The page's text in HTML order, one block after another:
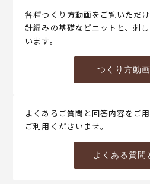
各種つくり方動画をご覧いただ
針編みの基礎などニットと、刺
います。
つくり方動
よくあるご質問と回答内容をご
ご利用くださいませ。
よくある質問